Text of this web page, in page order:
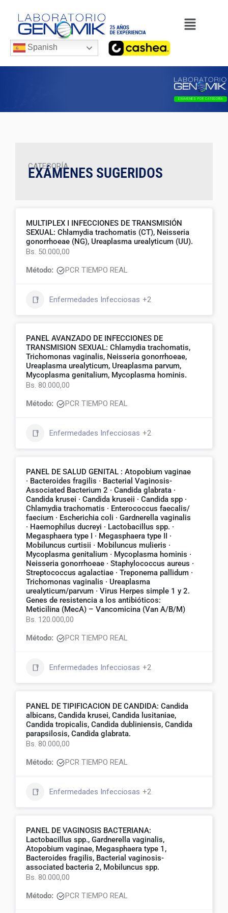
contenido
Menú
Spanish
EXÁMENES POR CATEGORÍA
CATEGORÍA
EXÁMENES SUGERIDOS
MULTIPLEX I INFECCIONES DE TRANSMISIÓN
SEXUAL: Chlamydia trachomatis (CT), Neisseria
gonorrhoeae (NG), Ureaplasma urealyticum (UU).
Bs. 50.000,00
Método:
PCR TIEMPO REAL
Enfermedades Infecciosas +2
PANEL AVANZADO DE INFECCIONES DE
TRANSMISION SEXUAL: Chlamydia trachomatis,
Trichomonas vaginalis, Neisseria gonorrhoeae,
Ureaplasma urealyticum, Ureaplasma parvum,
Mycoplasma genitalium, Mycoplasma hominis.
Bs. 80.000,00
Método:
PCR TIEMPO REAL
Enfermedades Infecciosas +2
PANEL DE SALUD GENITAL : Atopobium vaginae
· Bacteroides fragilis · Bacterial Vaginosis-
Associated Bacterium 2 · Candida glabrata ·
Candida krusei · Candida kruseii · Candida spp ·
Chlamydia trachomatis · Enterococcus faecalis/
faecium · Escherichia coli · Gardnerella vaginalis
· Haemophilus ducreyi · Lactobacillus spp. ·
Megasphaera type I · Megasphaera type II ·
Mobiluncus curtisii · Mobiluncus mulieris ·
Mycoplasma genitalium · Mycoplasma hominis ·
Neisseria gonorrhoeae · Staphylococcus aureus ·
Streptococcus agalactiae · Treponema pallidum ·
Trichomonas vaginalis · Ureaplasma
urealyticum/parvum · Virus Herpes simple 1 y 2.
Genes de resistencia a los antibióticos:
Meticilina (MecA) – Vancomicina (Van A/B/M)
Bs. 120.000,00
Método:
PCR TIEMPO REAL
Enfermedades Infecciosas +2
PANEL DE TIPIFICACION DE CANDIDA: Candida
albicans, Candida krusei, Candida lusitaniae,
Candida tropicalis, Candida dubliniensis, Candida
parapsilosis, Candida glabrata.
Bs. 80.000,00
Método:
PCR TIEMPO REAL
Enfermedades Infecciosas +2
PANEL DE VAGINOSIS BACTERIANA:
Lactobacillus spp., Gardnerella vaginalis,
Atopobium vaginae, Megasphaera type 1,
Bacteroides fragilis, Bacterial vaginosis-
associated bacteria 2, Mobiluncus spp.
Bs. 80.000,00
Método:
PCR TIEMPO REAL